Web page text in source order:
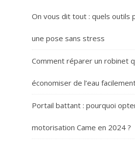
On vous dit tout : quels outils
une pose sans stress
Comment réparer un robinet
économiser de l’eau
Portail battant : pourquoi
motorisation Came en 2024 ?